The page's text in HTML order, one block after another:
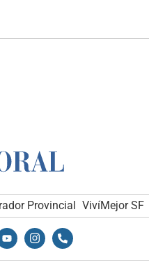
Provincial VivíMejor SF